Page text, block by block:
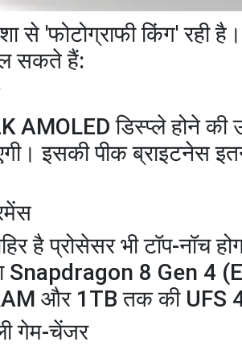
से 'फोटोग्राफी किंग' रही
सकते हैं:
AMOLED डिस्प्ले होने
इसकी पीक ब्राइटनेस
है प्रोसेसर भी टॉप-नॉच
8 Gen 4
और 1TB तक की UFS
गेम-चेंजर